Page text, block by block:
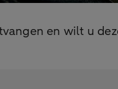
en wilt u